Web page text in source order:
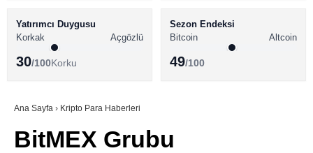
BİTCOİN HABERLERİ
ALTCOİN HABERLERİ
SÖZLÜK
Yatırımcı Duygusu
Korkak
Açgözlü
30/100Korku
Sezon Endeksi
Bitcoin
Altcoin
49/100
Ana Sayfa › Kripto Para Haberleri
BitMEX Grubu